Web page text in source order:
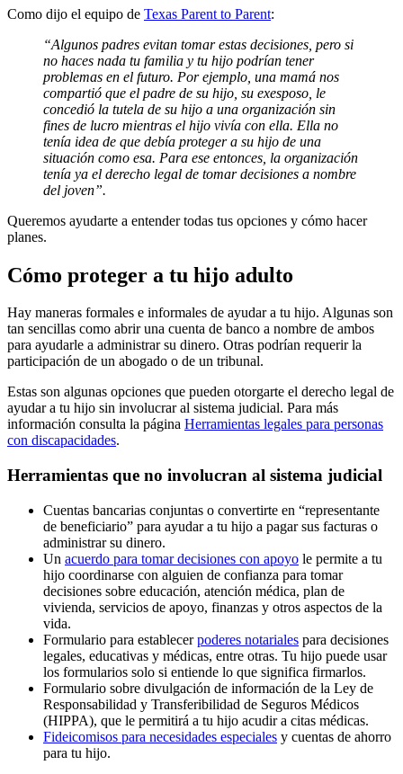
Como dijo el equipo de Texas Parent to Parent:
“Algunos padres evitan tomar estas decisiones, pero si
no haces nada tu familia y tu hijo podrían tener
problemas en el futuro. Por ejemplo, una mamá nos
compartió que el padre de su hijo, su exesposo, le
concedió la tutela de su hijo a una organización sin
fines de lucro mientras el hijo vivía con ella. Ella no
tenía idea de que debía proteger a su hijo de una
situación como esa. Para ese entonces, la organización
tenía ya el derecho legal de tomar decisiones a nombre
del joven”.
Queremos ayudarte a entender todas tus opciones y cómo hacer
planes.
Cómo proteger a tu hijo adulto
Hay maneras formales e informales de ayudar a tu hijo. Algunas son
tan sencillas como abrir una cuenta de banco a nombre de ambos
para ayudarle a administrar su dinero. Otras podrían requerir la
participación de un abogado o de un tribunal.
Estas son algunas opciones que pueden otorgarte el derecho legal de
ayudar a tu hijo sin involucrar al sistema judicial. Para más
información consulta la página Herramientas legales para personas
con discapacidades.
Herramientas que no involucran al sistema judicial
Cuentas bancarias conjuntas o convertirte en “representante
de beneficiario” para ayudar a tu hijo a pagar sus facturas o
administrar su dinero.
Un acuerdo para tomar decisiones con apoyo le permite a tu
hijo coordinarse con alguien de confianza para tomar
decisiones sobre educación, atención médica, plan de
vivienda, servicios de apoyo, finanzas y otros aspectos de la
vida.
Formulario para establecerpoderes notariales para decisiones
legales, educativas y médicas, entre otras. Tu hijo puede usar
los formularios solo si entiende lo que significa firmarlos.
Formulario sobre divulgación de información de la Ley de
Responsabilidad y Transferibilidad de Seguros Médicos
(HIPPA), que le permitirá a tu hijo acudir a citas médicas.
Fideicomisos para necesidades especiales y cuentas de ahorro
para tu hijo.